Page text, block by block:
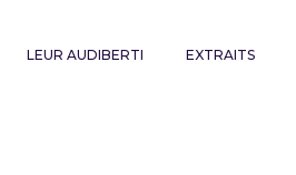
LEUR AUDIBERTI EXTRAITS